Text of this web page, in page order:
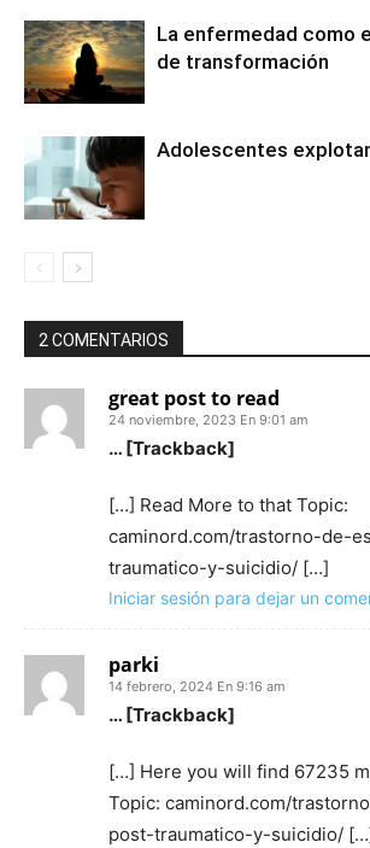
La enfermedad como
de transformación
Adolescentes
2 COMENTARIOS
great post to read
24 noviembre, 2023 En 9:01 am
… [Trackback]
[…] Read More to that Topic:
caminord.com/trastorno-de-
traumatico-y-suicidio/ […]
Iniciar sesión para dejar un
parki
14 febrero, 2024 En 9:16 am
… [Trackback]
[…] Here you will find 67235
Topic: caminord.com/
post-traumatico-y-suicidio/